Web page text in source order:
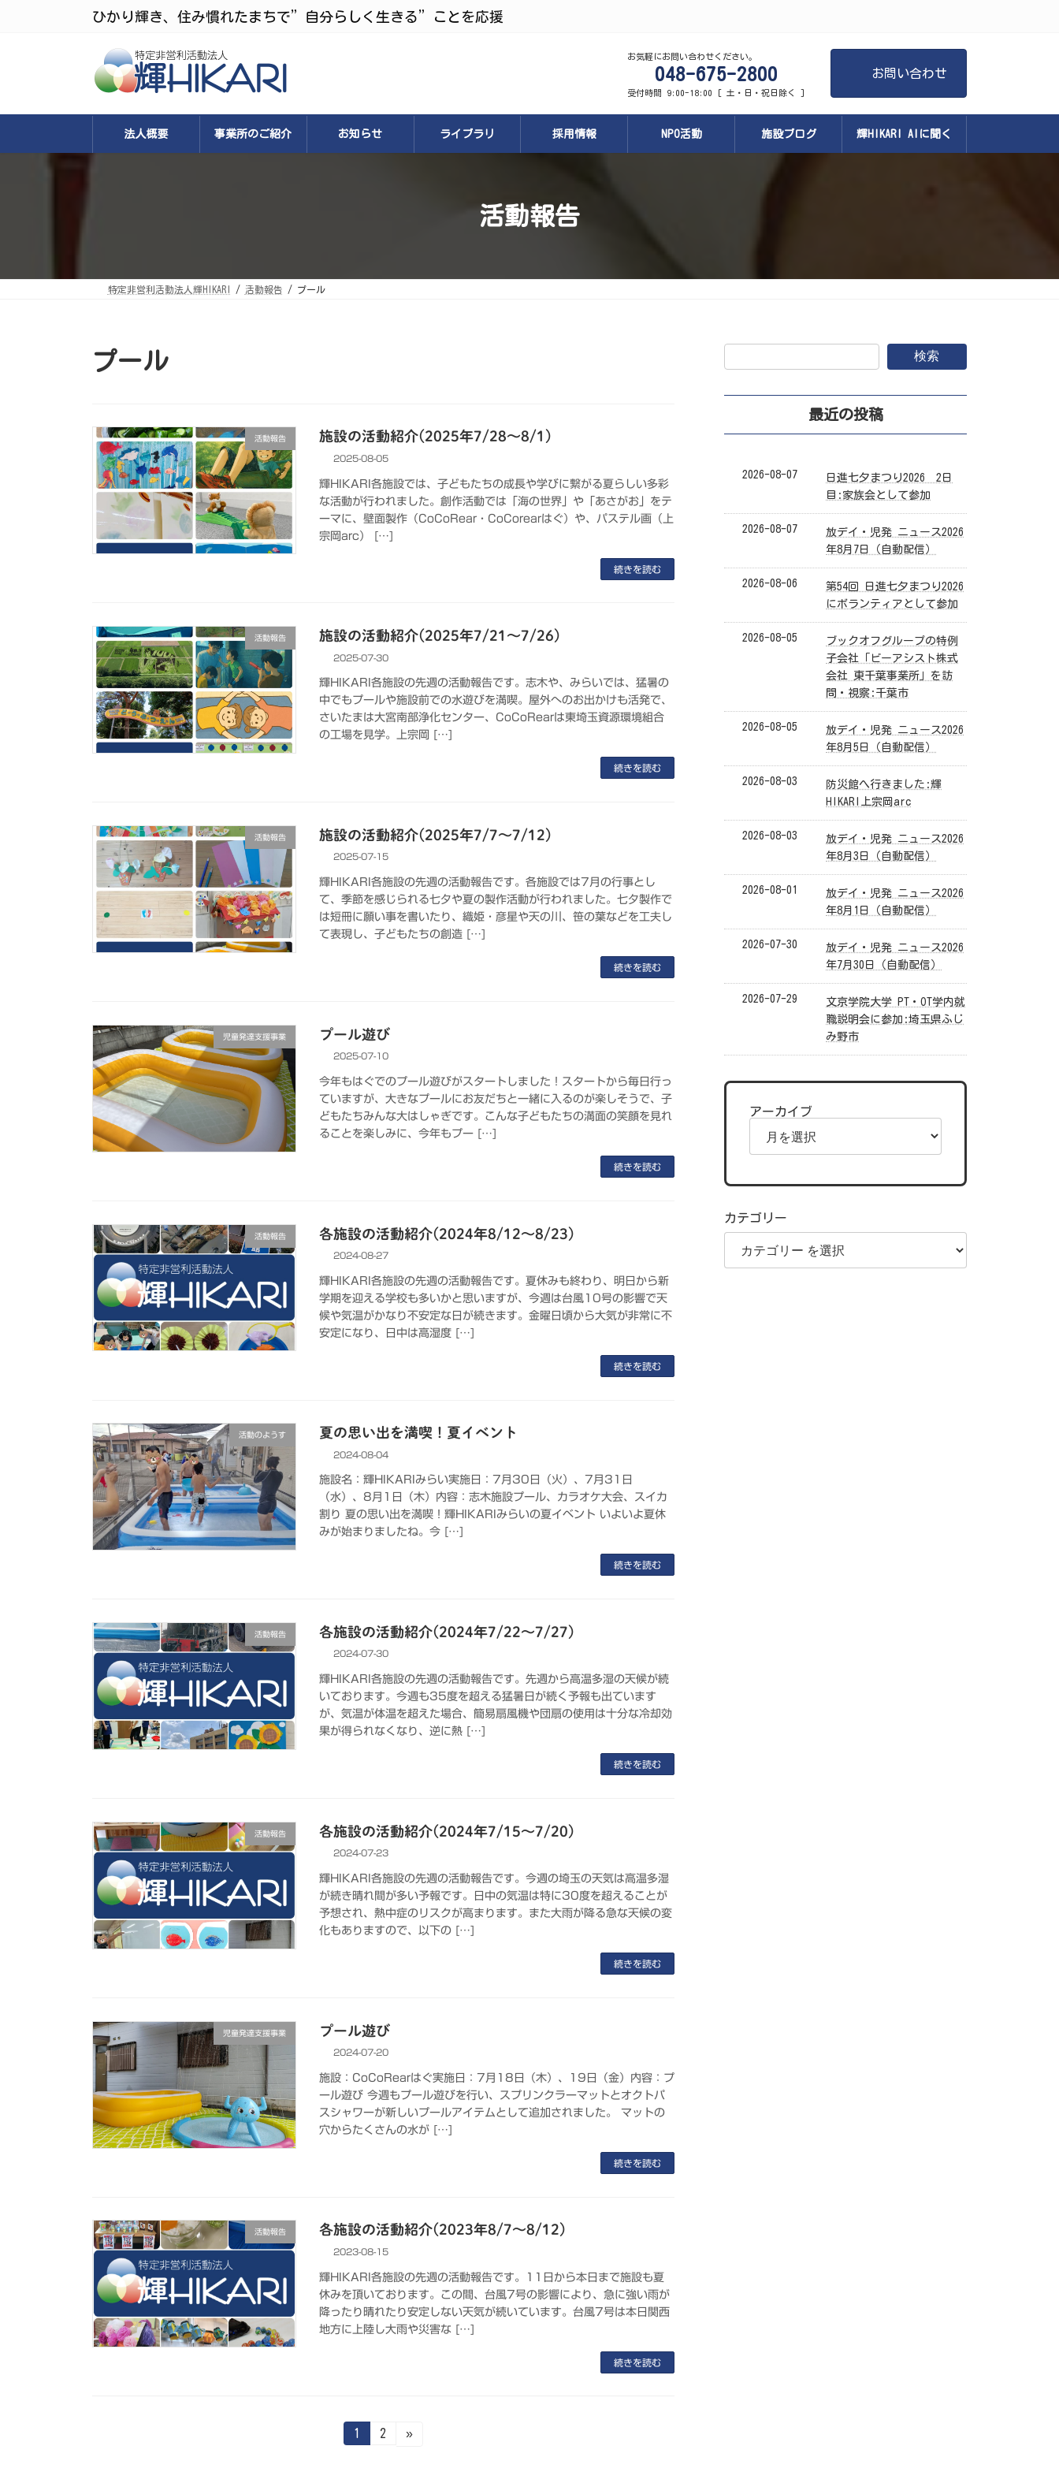
ひかり輝き、住み慣れたまちで”自分らしく生きる”ことを応援
お気軽にお問い合わせください。
048-675-2800
受付時間 9:00-18:00 [ 土・日・祝日除く ]
お問い合わせ
法人概要 事業所のご紹介 お知らせ ライブラリ 採用情報 NPO活動 施設ブログ 輝HIKARI AIに聞く
活動報告
特定非営利活動法人輝HIKARI 活動報告 プール
プール
活動報告 施設の活動紹介(2025年7/28～8/1)
2025-08-05
輝HIKARI各施設では、子どもたちの成長や学びに繋がる夏らしい多彩
な活動が行われました。創作活動では「海の世界」や「あさがお」をテ
ーマに、壁面製作（CoCoRear・CoCorearはぐ）や、パステル画（上
宗岡arc） […]
続きを読む
活動報告 施設の活動紹介(2025年7/21～7/26)
2025-07-30
輝HIKARI各施設の先週の活動報告です。志木や、みらいでは、猛暑の
中でもプールや施設前での水遊びを満喫。屋外へのお出かけも活発で、
さいたまは大宮南部浄化センター、CoCoRearは東埼玉資源環境組合
の工場を見学。上宗岡 […]
続きを読む
活動報告 施設の活動紹介(2025年7/7～7/12)
2025-07-15
輝HIKARI各施設の先週の活動報告です。各施設では7月の行事とし
て、季節を感じられる七夕や夏の製作活動が行われました。七夕製作で
は短冊に願い事を書いたり、織姫・彦星や天の川、笹の葉などを工夫し
て表現し、子どもたちの創造 […]
続きを読む
児童発達支援事業 プール遊び
2025-07-10
今年もはぐでのプール遊びがスタートしました！スタートから毎日行っ
ていますが、大きなプールにお友だちと一緒に入るのが楽しそうで、子
どもたちみんな大はしゃぎです。こんな子どもたちの満面の笑顔を見れ
ることを楽しみに、今年もプー […]
続きを読む
活動報告 各施設の活動紹介(2024年8/12～8/23)
2024-08-27
輝HIKARI各施設の先週の活動報告です。夏休みも終わり、明日から新
学期を迎える学校も多いかと思いますが、今週は台風10号の影響で天
候や気温がかなり不安定な日が続きます。金曜日頃から大気が非常に不
安定になり、日中は高湿度 […]
続きを読む
活動のようす 夏の思い出を満喫！夏イベント
2024-08-04
施設名：輝HIKARIみらい実施日：7月30日（火）、7月31日
（水）、8月1日（木）内容：志木施設プール、カラオケ大会、スイカ
割り 夏の思い出を満喫！輝HIKARIみらいの夏イベント いよいよ夏休
みが始まりましたね。今 […]
続きを読む
活動報告 各施設の活動紹介(2024年7/22～7/27)
2024-07-30
輝HIKARI各施設の先週の活動報告です。先週から高温多湿の天候が続
いております。今週も35度を超える猛暑日が続く予報も出ています
が、気温が体温を超えた場合、簡易扇風機や団扇の使用は十分な冷却効
果が得られなくなり、逆に熱 […]
続きを読む
活動報告 各施設の活動紹介(2024年7/15～7/20)
2024-07-23
輝HIKARI各施設の先週の活動報告です。今週の埼玉の天気は高温多湿
が続き晴れ間が多い予報です。日中の気温は特に30度を超えることが
予想され、熱中症のリスクが高まります。また大雨が降る急な天候の変
化もありますので、以下の […]
続きを読む
児童発達支援事業 プール遊び
2024-07-20
施設：CoCoRearはぐ実施日：7月18日（木）、19日（金）内容：プ
ール遊び 今週もプール遊びを行い、スプリンクラーマットとオクトパ
スシャワーが新しいプールアイテムとして追加されました。 マットの
穴からたくさんの水が […]
続きを読む
活動報告 各施設の活動紹介(2023年8/7～8/12)
2023-08-15
輝HIKARI各施設の先週の活動報告です。11日から本日まで施設も夏
休みを頂いております。この間、台風7号の影響により、急に強い雨が
降ったり晴れたり安定しない天気が続いています。台風7号は本日関西
地方に上陸し大雨や災害な […]
続きを読む
固
定
1
固
2 »
検索
最近の投稿
2026-08-07
日進七夕まつり2026 2日
目:家族会として参加
2026-08-07
放デイ・児発 ニュース2026
年8月7日（自動配信）
2026-08-06
第54回 日進七夕まつり2026
にボランティアとして参加
2026-08-05
ブックオフグループの特例
子会社「ビーアシスト株式
会社 東千葉事業所」を訪
問・視察:千葉市
2026-08-05
放デイ・児発 ニュース2026
年8月5日（自動配信）
2026-08-03
防災館へ行きました:輝
HIKARI上宗岡arc
2026-08-03
放デイ・児発 ニュース2026
年8月3日（自動配信）
2026-08-01
放デイ・児発 ニュース2026
年8月1日（自動配信）
2026-07-30
放デイ・児発 ニュース2026
年7月30日（自動配信）
2026-07-29
文京学院大学 PT・OT学内就
職説明会に参加:埼玉県ふじ
み野市
アーカイブ
カテゴリー